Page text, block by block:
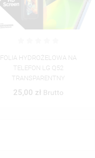
FOLIA HYDROŻELOWA NA
TELEFON LG Q52
TRANSPARENTNY
25,00 zł Brutto